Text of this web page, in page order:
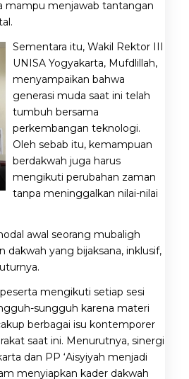
mampu menjawab tantangan
Sementara itu, Wakil Rektor III
UNISA Yogyakarta, Mufdlillah,
menyampaikan bahwa
generasi muda saat ini telah
tumbuh bersama
perkembangan teknologi.
Oleh sebab itu, kemampuan
berdakwah juga harus
mengikuti perubahan zaman
tanpa meninggalkan nilai-nilai
awal seorang mubaligh
yang bijaksana, inklusif,
mengikuti setiap sesi
sungguh karena materi
berbagai isu kontemporer
saat ini. Menurutnya, sinergi
dan PP ‘Aisyiyah menjadi
menyiapkan kader dakwah